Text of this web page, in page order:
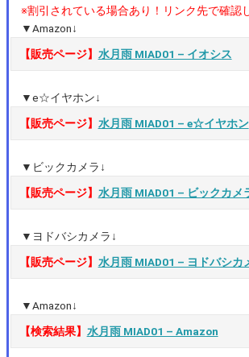
※割引されている場合あり！リンク先で確認
▼Amazon↓
【販売ページ】 水月雨 MIAD01 – イオシス
▼e☆イヤホン↓
【販売ページ】 水月雨 MIAD01 – e☆イヤホン
▼ビックカメラ↓
【販売ページ】 水月雨 MIAD01 – ビックカメ
▼ヨドバシカメラ↓
【販売ページ】 水月雨 MIAD01 – ヨドバシカ
▼Amazon↓
【検索結果】 水月雨 MIAD01 – Amazon